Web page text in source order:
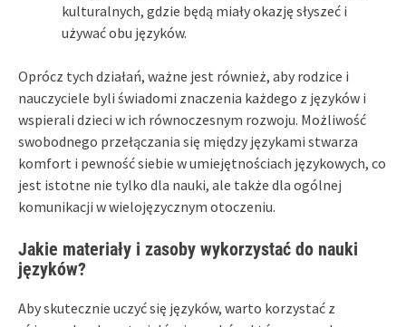
kulturalnych, gdzie będą miały okazję słyszeć i
używać obu języków.
Oprócz tych działań, ważne jest również, aby rodzice i
nauczyciele byli świadomi znaczenia każdego z języków i
wspierali dzieci w ich równoczesnym rozwoju. Możliwość
swobodnego przełączania się między językami stwarza
komfort i pewność siebie w umiejętnościach językowych, co
jest istotne nie tylko dla nauki, ale także dla ogólnej
komunikacji w wielojęzycznym otoczeniu.
Jakie materiały i zasoby wykorzystać do nauki
języków?
Aby skutecznie uczyć się języków, warto korzystać z